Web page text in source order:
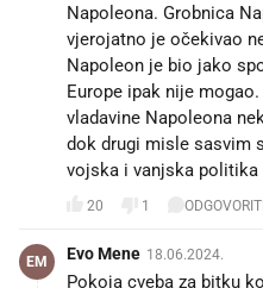
Napoleona. Grobnica
vjerojatno je očekivao
Napoleon je bio jako
Europe ipak nije
vladavine Napoleona
dok drugi misle sasvim
vojska i vanjska politika
20 1
EM Evo Mene 18.06.2024.
Pokoja cveba za bitku